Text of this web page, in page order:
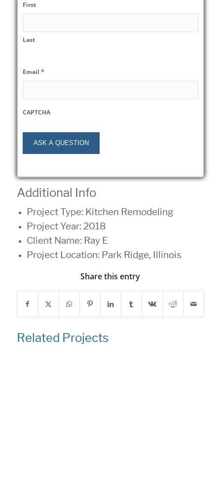
First
Last
Email *
CAPTCHA
Additional Info
Project Type: Kitchen Remodeling
Project Year: 2018
Client Name: Ray E
Project Location: Park Ridge, Illinois
Share this entry
Related Projects